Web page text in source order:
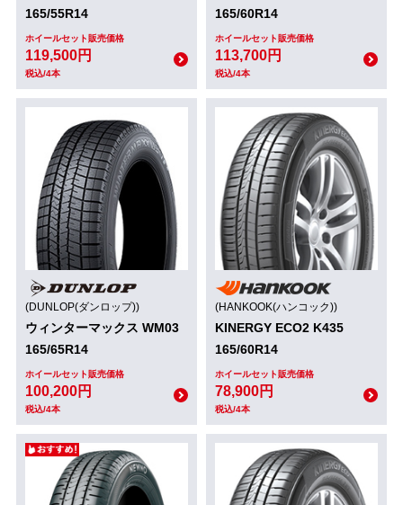
165/55R14
ホイールセット販売価格
119,500円
税込/4本
165/60R14
ホイールセット販売価格
113,700円
税込/4本
(DUNLOP(ダンロップ))
ウィンターマックス WM03
165/65R14
ホイールセット販売価格
100,200円
税込/4本
(HANKOOK(ハンコック))
KINERGY ECO2 K435
165/60R14
ホイールセット販売価格
78,900円
税込/4本